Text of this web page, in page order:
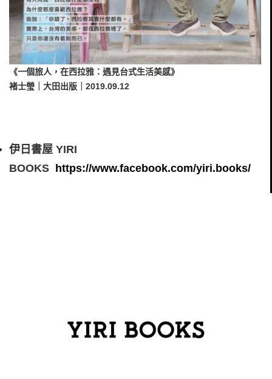
《一個旅人，在西拉雅：遇見台式生活美感》
褚士瑩｜大田出版｜2019.09.12
伊日書屋 YIRI
BOOKS
https://www.facebook.com/yiri.books/